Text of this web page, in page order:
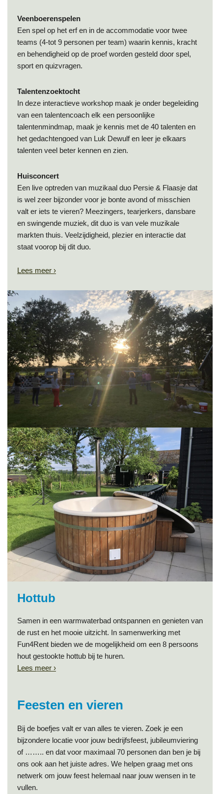
Veenboerenspelen
Een spel op het erf en in de accommodatie voor twee
teams (4-tot 9 personen per team) waarin kennis, kracht
en behendigheid op de proef worden gesteld door spel,
sport en quizvragen.
Talentenzoektocht
In deze interactieve workshop maak je onder begeleiding
van een talentencoach elk een persoonlijke
talentenmindmap, maak je kennis met de 40 talenten en
het gedachtengoed van Luk Dewulf en leer je elkaars
talenten veel beter kennen en zien.
Huisconcert
Een live optreden van muzikaal duo Persie & Flaasje dat
is wel zeer bijzonder voor je bonte avond of misschien
valt er iets te vieren? Meezingers, tearjerkers, dansbare
en swingende muziek, dit duo is van vele muzikale
markten thuis. Veelzijdigheid, plezier en interactie dat
staat voorop bij dit duo.
Lees meer ›
Hottub
Samen in een warmwaterbad ontspannen en genieten van
de rust en het mooie uitzicht. In samenwerking met
Fun4Rent bieden we de mogelijkheid om een 8 persoons
hout gestookte hottub bij te huren.
Lees meer ›
Feesten en vieren
Bij de boefjes valt er van alles te vieren. Zoek je een
bijzondere locatie voor jouw bedrijfsfeest, jubileumviering
of …….. en dat voor maximaal 70 personen dan ben je bij
ons ook aan het juiste adres. We helpen graag met ons
netwerk om jouw feest helemaal naar jouw wensen in te
vullen.